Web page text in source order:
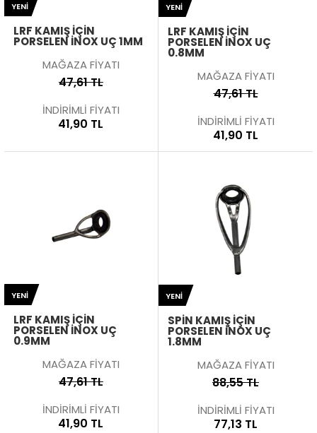
LRF KAMIŞ İÇIN
PORSELEN İNOX UÇ 1MM
MAĞAZA FİYATI
47,61 TL
İNDİRİMLİ FİYATI
41,90 TL
YENI
LRF KAMIŞ İÇIN
PORSELEN İNOX UÇ
0.8MM
MAĞAZA FİYATI
47,61 TL
İNDİRİMLİ FİYATI
41,90 TL
YENI
LRF KAMIŞ İÇIN
PORSELEN İNOX UÇ
0.9MM
MAĞAZA FİYATI
47,61 TL
İNDİRİMLİ FİYATI
41,90 TL
YENI
SPIN KAMIŞ İÇIN
PORSELEN İNOX UÇ
1.8MM
MAĞAZA FİYATI
88,55 TL
İNDİRİMLİ FİYATI
77,13 TL
YENI